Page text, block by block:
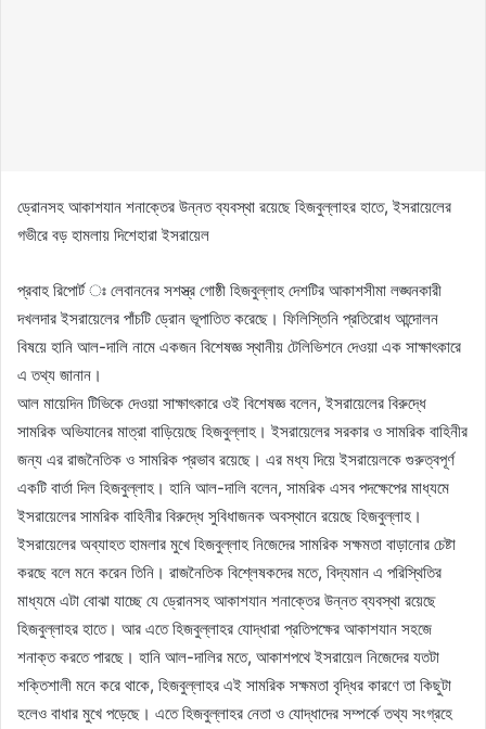
ড্রোনসহ আকাশযান শনাক্তের উন্নত ব্যবস্থা রয়েছে হিজবুল্লাহর হাতে, ইসরায়েলের
গভীরে বড় হামলায় দিশেহারা ইসরায়েল
প্রবাহ রিপোর্ট ঃ লেবাননের সশস্ত্র গোষ্ঠী হিজবুল্লাহ দেশটির আকাশসীমা লঙ্ঘনকারী
দখলদার ইসরায়েলের পাঁচটি ড্রোন ভূপাতিত করেছে। ফিলিস্তিনি প্রতিরোধ আন্দোলন
বিষয়ে হানি আল-দালি নামে একজন বিশেষজ্ঞ স্থানীয় টেলিভিশনে দেওয়া এক সাক্ষাৎকারে
এ তথ্য জানান।
আল মায়েদিন টিভিকে দেওয়া সাক্ষাৎকারে ওই বিশেষজ্ঞ বলেন, ইসরায়েলের বিরুদ্ধে
সামরিক অভিযানের মাত্রা বাড়িয়েছে হিজবুল্লাহ। ইসরায়েলের সরকার ও সামরিক বাহিনীর
জন্য এর রাজনৈতিক ও সামরিক প্রভাব রয়েছে। এর মধ্য দিয়ে ইসরায়েলকে গুরুত্বপূর্ণ
একটি বার্তা দিল হিজবুল্লাহ। হানি আল-দালি বলেন, সামরিক এসব পদক্ষেপের মাধ্যমে
ইসরায়েলের সামরিক বাহিনীর বিরুদ্ধে সুবিধাজনক অবস্থানে রয়েছে হিজবুল্লাহ।
ইসরায়েলের অব্যাহত হামলার মুখে হিজবুল্লাহ নিজেদের সামরিক সক্ষমতা বাড়ানোর চেষ্টা
করছে বলে মনে করেন তিনি। রাজনৈতিক বিশ্লেষকদের মতে, বিদ্যমান এ পরিস্থিতির
মাধ্যমে এটা বোঝা যাচ্ছে যে ড্রোনসহ আকাশযান শনাক্তের উন্নত ব্যবস্থা রয়েছে
হিজবুল্লাহর হাতে। আর এতে হিজবুল্লাহর যোদ্ধারা প্রতিপক্ষের আকাশযান সহজে
শনাক্ত করতে পারছে। হানি আল-দালির মতে, আকাশপথে ইসরায়েল নিজেদের যতটা
শক্তিশালী মনে করে থাকে, হিজবুল্লাহর এই সামরিক সক্ষমতা বৃদ্ধির কারণে তা কিছুটা
হলেও বাধার মুখে পড়েছে। এতে হিজবুল্লাহর নেতা ও যোদ্ধাদের সম্পর্কে তথ্য সংগ্রহে